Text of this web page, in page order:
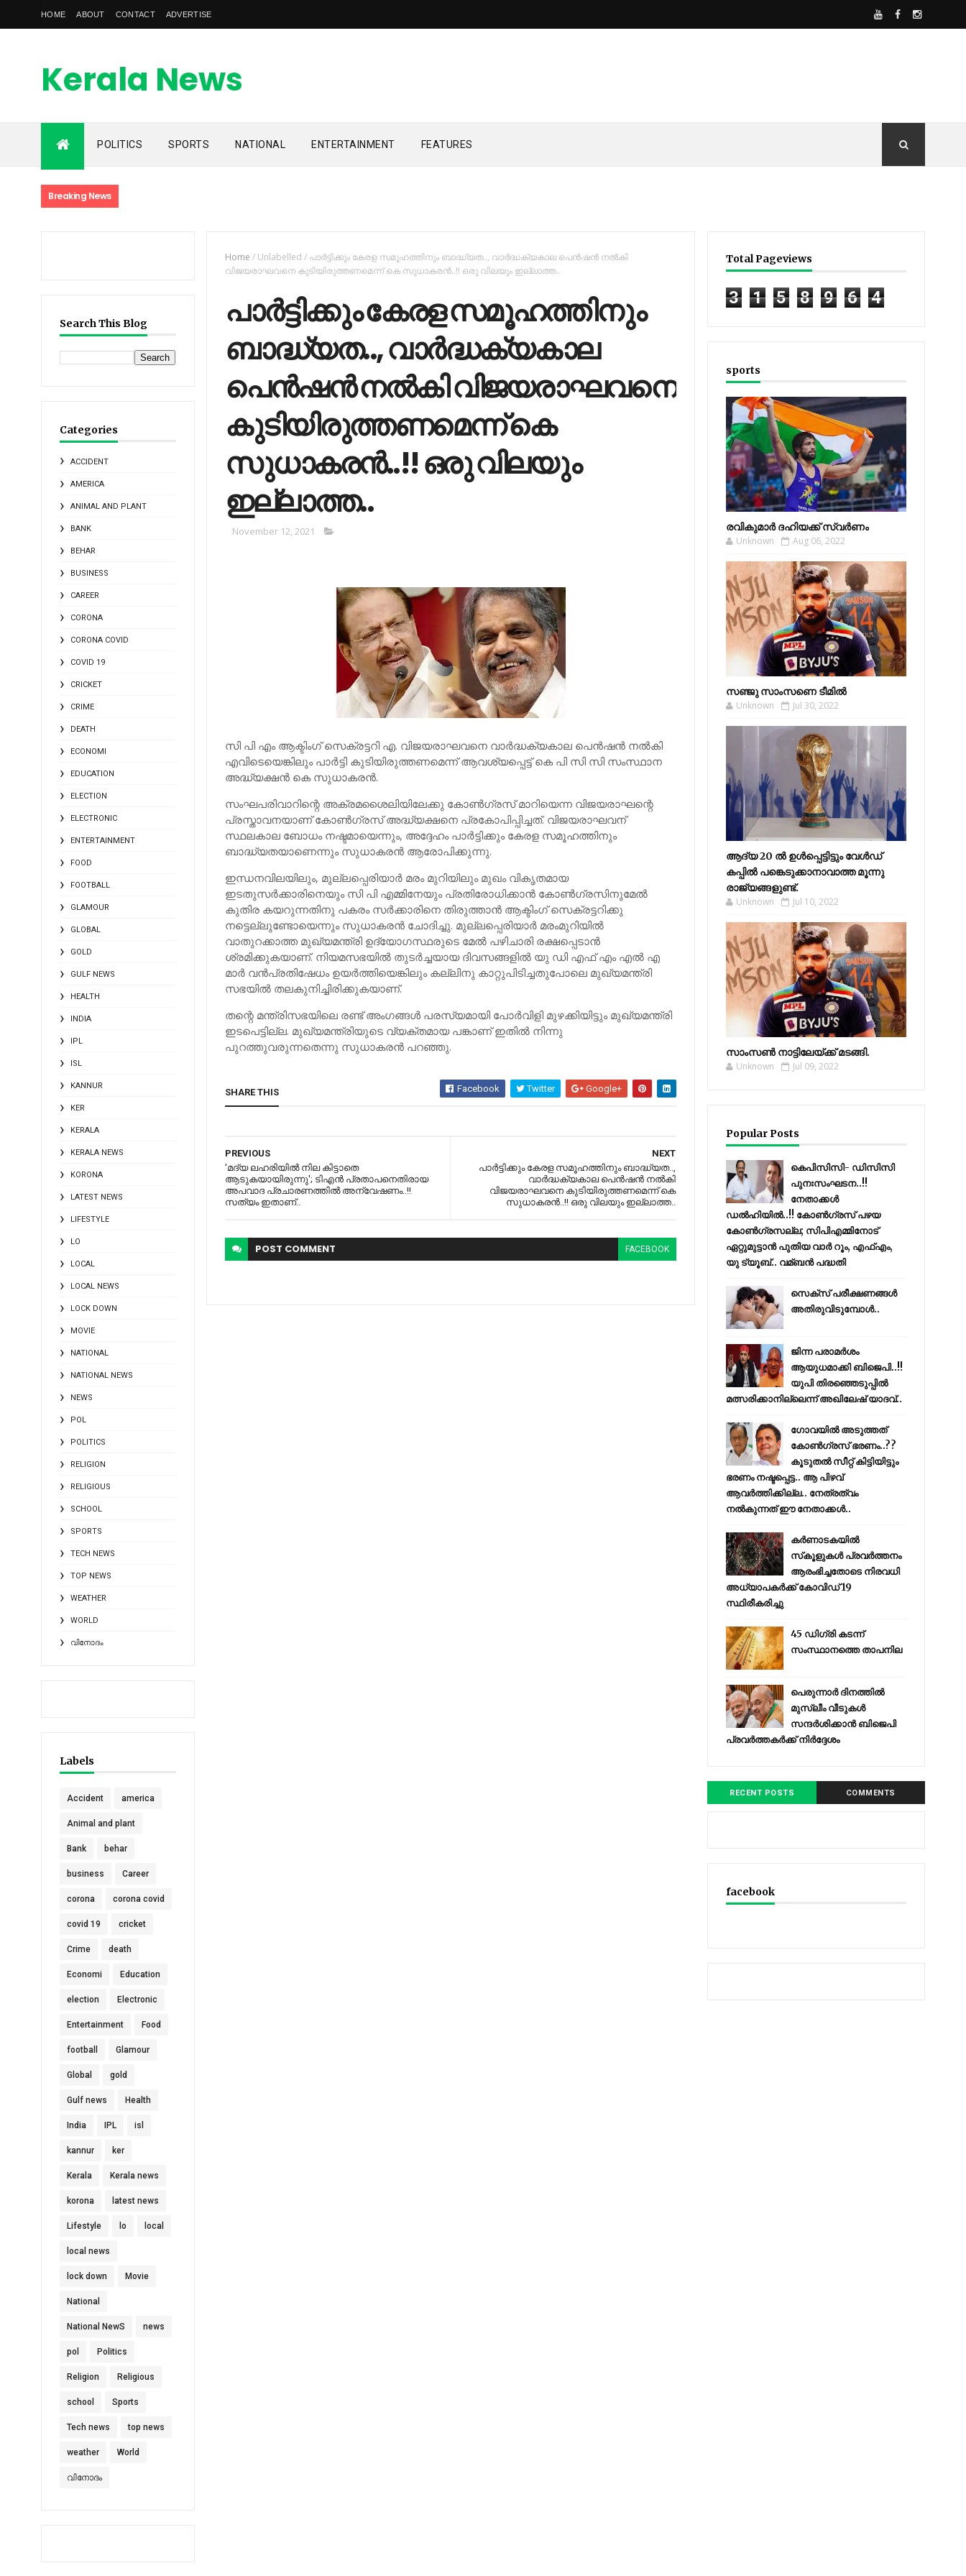
HOME ABOUT CONTACT ADVERTISE
Kerala News
Feed
kerala news feed is the one of the best malayalam online
POLITICS SPORTS NATIONAL ENTERTAINMENT FEATURES
Breaking News
Search This Blog
Categories
ACCIDENT
AMERICA
ANIMAL AND PLANT
BANK
BEHAR
BUSINESS
CAREER
CORONA
CORONA COVID
COVID 19
CRICKET
CRIME
DEATH
ECONOMI
EDUCATION
ELECTION
ELECTRONIC
ENTERTAINMENT
FOOD
FOOTBALL
GLAMOUR
GLOBAL
GOLD
GULF NEWS
HEALTH
INDIA
IPL
ISL
KANNUR
KER
KERALA
KERALA NEWS
KORONA
LATEST NEWS
LIFESTYLE
LO
LOCAL
LOCAL NEWS
LOCK DOWN
MOVIE
NATIONAL
NATIONAL NEWS
NEWS
POL
POLITICS
RELIGION
RELIGIOUS
SCHOOL
SPORTS
TECH NEWS
TOP NEWS
WEATHER
WORLD
വിനോദം
Labels
Accident america
Animal and plant
Bank behar
business Career
corona corona covid
covid 19 cricket
Crime death
Economi Education
election Electronic
Entertainment Food
football Glamour
Global gold
Gulf news Health
India IPL isl
kannur ker
Kerala Kerala news
korona latest news
Lifestyle lo local
local news
lock down Movie
National
National NewS news
pol Politics
Religion Religious
school Sports
Tech news top news
weather World
വിനോദം
Home / Unlabelled/ പാര്‍ട്ടിക്കും കേരള സമൂഹത്തിനും ബാദ്ധ്യത.., വാര്‍ദ്ധക്യകാല പെന്‍ഷന്‍ നല്‍കി
വിജയരാഘവനെ കുടിയിരുത്തണമെന്ന് കെ സുധാകരൻ..!! ഒരു വിലയും ഇല്ലാത്ത..
പാര്‍ട്ടിക്കും കേരള സമൂഹത്തിനും
ബാദ്ധ്യത.., വാര്‍ദ്ധക്യകാല
പെന്‍ഷന്‍ നല്‍കി വിജയരാഘവനെ
കുടിയിരുത്തണമെന്ന് കെ
സുധാകരൻ..!! ഒരു വിലയും
ഇല്ലാത്ത..
November 12, 2021
സി പി എം ആക്ടിംഗ് സെക്രട്ടറി എ. വിജയരാഘവനെ വാര്‍ദ്ധക്യകാല പെന്‍ഷന്‍ നല്‍കി
എവിടെയെങ്കിലും പാര്‍ട്ടി കുടിയിരുത്തണമെന്ന് ആവശ്യപ്പെട്ട് കെ പി സി സി സംസ്ഥാന
അദ്ധ്യക്ഷന്‍ കെ സുധാകരന്‍.
സംഘപരിവാറിന്റെ അക്രമശൈലിയിലേക്കു കോണ്‍ഗ്രസ് മാറിയെന്ന വിജയരാഘന്റെ
പ്രസ്താവനയാണ് കോണ്‍ഗ്രസ് അദ്ധ്യക്ഷനെ പ്രകോപിപ്പിച്ചത്. വിജയരാഘവന്
സ്ഥലകാല ബോധം നഷ്ടമായെന്നും, അദ്ദേഹം പാര്‍ട്ടിക്കും കേരള സമൂഹത്തിനും
ബാദ്ധ്യതയാണെന്നും സുധാകരന്‍ ആരോപിക്കുന്നു.
ഇന്ധനവിലയിലും, മുല്ലപ്പെരിയാര്‍ മരം മുറിയിലും മുഖം വികൃതമായ
ഇടതുസര്‍ക്കാരിനെയും സി പി എമ്മിനേയും പ്രതിരോധിക്കാന്‍ കോണ്‍ഗ്രസിനുമേല്‍
കുതിര കയറുന്നതിനു പകരം സര്‍ക്കാരിനെ തിരുത്താന്‍ ആക്ടിംഗ് സെക്രട്ടറിക്കു
നട്ടെല്ലുണ്ടോയെന്നും സുധാകരന്‍ ചോദിച്ചു. മുല്ലപ്പെരിയാര്‍ മരംമുറിയില്‍
വാതുറക്കാത്ത മുഖ്യമന്ത്രി ഉദ്യോഗസ്ഥരുടെ മേല്‍ പഴിചാരി രക്ഷപ്പെടാന്‍
ശ്രമിക്കുകയാണ്. നിയമസഭയില്‍ തുടര്‍ച്ചയായ ദിവസങ്ങളില്‍ യു ഡി എഫ് എം എല്‍ എ
മാര്‍ വന്‍പ്രതിഷേധം ഉയര്‍ത്തിയെങ്കിലും കല്ലിനു കാറ്റുപിടിച്ചതുപോലെ മുഖ്യമന്ത്രി
സഭയില്‍ തലകുനിച്ചിരിക്കുകയാണ്.
തന്റെ മന്ത്രിസഭയിലെ രണ്ട് അംഗങ്ങള്‍ പരസ്യമായി പോര്‍വിളി മുഴക്കിയിട്ടും മുഖ്യമന്ത്രി
ഇടപെട്ടില്ല. മുഖ്യമന്ത്രിയുടെ വ്യക്തമായ പങ്കാണ് ഇതില്‍ നിന്നു
പുറത്തുവരുന്നതെന്നു സുധാകരന്‍ പറഞ്ഞു.
SHARE THIS Facebook Twitter Google+
NEXT
പാര്‍ട്ടിക്കും കേരള സമൂഹത്തിനും ബാദ്ധ്യത..,
വാര്‍ദ്ധക്യകാല പെന്‍ഷന്‍ നല്‍കി
വിജയരാഘവനെ കുടിയിരുത്തണമെന്ന് കെ
സുധാകരൻ..!! ഒരു വിലയും ഇല്ലാത്ത..
PREVIOUS
'മദ്യ ലഹരിയില്‍ നില കിട്ടാതെ
ആടുകയായിരുന്നു'; ടിഎന്‍ പ്രതാപനെതിരായ
അപവാദ പ്രചാരണത്തില്‍ അന്വേഷണം..!!
സത്യം ഇതാണ്..
POST COMMENT FACEBOOK
Total Pageviews
3 1 5 8 9 6 4
sports
രവികുമാര്‍ ദഹിയക്ക് സ്വര്‍ണം
Unknown Aug 06, 2022
സഞ്ജു സാംസണെ ടീമില്‍
Unknown Jul 30, 2022
ആദ്യ 20 ല്‍ ഉള്‍പ്പെട്ടിട്ടും വേള്‍ഡ്
കപ്പില്‍ പങ്കെടുക്കാനാവാത്ത മൂന്നു
രാജ്യങ്ങളുണ്ട്.
Unknown Jul 10, 2022
സാംസണ്‍ നാട്ടിലേയ്‌ക്ക് മടങ്ങി.
Unknown Jul 09, 2022
Popular Posts
കെപിസിസി- ഡിസിസി
പുനഃസംഘടന..!!
നേതാക്കൾ
ഡൽഹിയിൽ..!! കോണ്‍ഗ്രസ് പഴയ
കോണ്‍ഗ്രസല്ല; സിപിഎമ്മിനോട്
ഏറ്റുമുട്ടാന്‍ പുതിയ വാര്‍ റൂം, എഫ്‌എം,
യു ട്യൂബ്.. വമ്ബന്‍ പദ്ധതി
സെക്സ് പരീക്ഷണങ്ങൾ
അതിരുവിടുമ്പോൾ..
ജിന്ന പരാമര്‍ശം
ആയുധമാക്കി ബിജെപി..!!
യുപി തിരഞ്ഞെടുപ്പില്‍
മത്സരിക്കാനില്ലെന്ന് അഖിലേഷ് യാദവ്..
ഗോവയിൽ അടുത്തത്
കോൺഗ്രസ് ഭരണം..??
കൂടുതൽ സീറ്റ് കിട്ടിയിട്ടും
ഭരണം നഷ്ടപ്പെട്ട.. ആ പിഴവ്
ആവർത്തിക്കില്ല.. നേത്രത്വം
നൽകുന്നത് ഈ നേതാക്കൾ..
കര്‍ണാടകയില്‍
സ്‌കൂളുകള്‍ പ്രവര്‍ത്തനം
ആരംഭിച്ചതോടെ നിരവധി
അധ്യാപകര്‍ക്ക് കോവിഡ് 19
സ്ഥിരീകരിച്ചു
45 ഡിഗ്രി കടന്ന്
സംസ്ഥാനത്തെ താപനില
പെരുന്നാര്‍ ദിനത്തില്‍
മുസ്ലീം വീടുകള്‍
സന്ദര്‍ശിക്കാന്‍ ബിജെപി
പ്രവര്‍ത്തകര്‍ക്ക് നിര്‍ദ്ദേശം
RECENT POSTS COMMENTS
facebook